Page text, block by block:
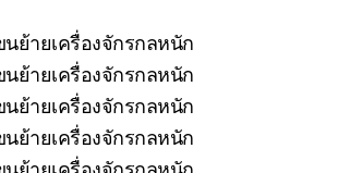
ย้ายเครื่องจักรกลหนัก
ย้ายเครื่องจักรกลหนัก
นย้ายเครื่องจักรกลหนัก
ย้ายเครื่องจักรกลหนัก